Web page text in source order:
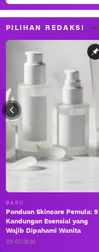
PILIHAN REDAKSI
BARU
Panduan Skincare Pemula: 9
Kandungan Esensial yang
Wajib Dipahami Wanita
23/07/2026